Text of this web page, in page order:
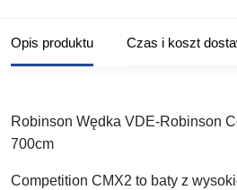
Opis produktu Czas i koszt
Robinson Wędka VDE-Robinson
700cm
Competition CMX2 to baty z